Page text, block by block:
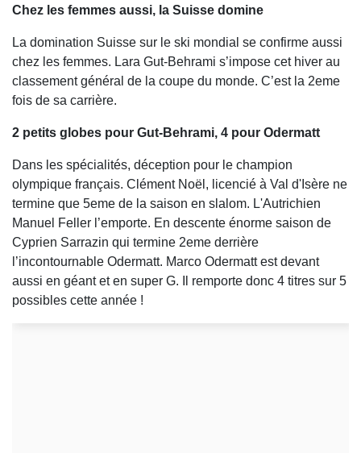
Chez les femmes aussi, la Suisse domine
La domination Suisse sur le ski mondial se confirme aussi
chez les femmes. Lara Gut-Behrami s’impose cet hiver au
classement général de la coupe du monde. C’est la 2eme
fois de sa carrière.
2 petits globes pour Gut-Behrami, 4 pour Odermatt
Dans les spécialités, déception pour le champion
olympique français. Clément Noël, licencié à Val d'Isère ne
termine que 5eme de la saison en slalom. L'Autrichien
Manuel Feller l’emporte. En descente énorme saison de
Cyprien Sarrazin qui termine 2eme derrière
l’incontournable Odermatt. Marco Odermatt est devant
aussi en géant et en super G. Il remporte donc 4 titres sur 5
possibles cette année !